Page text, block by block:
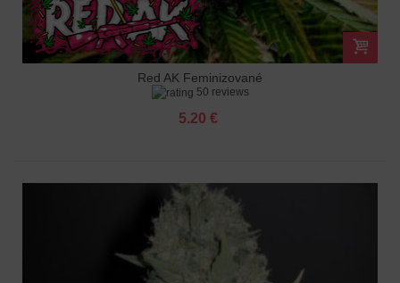
Red AK Feminizované
50 reviews
5.20 €